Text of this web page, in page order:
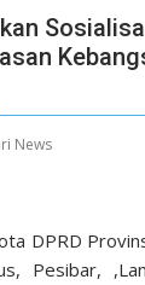
News
DPRD
Pesibar,